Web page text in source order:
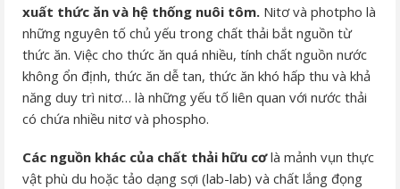
xuất thức ăn và hệ thống nuôi tôm. Nitơ và photpho là
những nguyên tố chủ yếu trong chất thải bắt nguồn từ
thức ăn. Việc cho thức ăn quá nhiều, tính chất nguồn nước
không ổn định, thức ăn dễ tan, thức ăn khó hấp thu và khả
năng duy trì nitơ… là những yếu tố liên quan với nước thải
có chứa nhiều nitơ và phospho.
Các nguồn khác của chất thải hữu cơlà mảnh vụn thực
vật phù du hoặc tảo dạng sợi (lab-lab) và chất lắng đọng